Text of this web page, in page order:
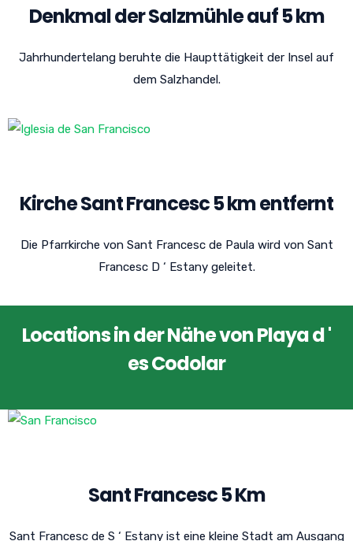
Denkmal der Salzmühle auf 5 km
Jahrhundertelang beruhte die Haupttätigkeit der Insel auf
dem Salzhandel.
Kirche Sant Francesc 5 km entfernt
Die Pfarrkirche von Sant Francesc de Paula wird von Sant
Francesc D ‘ Estany geleitet.
Locations in der Nähe von Playa d '
es Codolar
Sant Francesc 5 Km
Sant Francesc de S ‘ Estany ist eine kleine Stadt am Ausgang